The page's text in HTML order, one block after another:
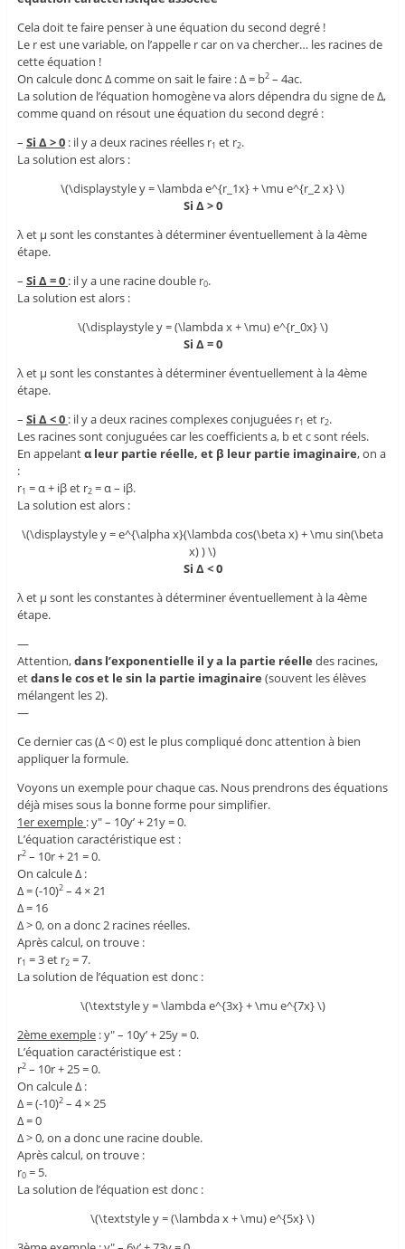
Cela doit te faire penser à une équation du second degré !
Le r est une variable, on l’appelle r car on va chercher… les racines de
cette équation !
On calcule donc Δ comme on sait le faire : Δ = b2– 4ac.
La solution de l’équation homogène va alors dépendra du signe de Δ,
comme quand on résout une équation du second degré :
– Si Δ > 0: il y a deux racines réelles r1 et r2.
La solution est alors :
\(\displaystyle y = \lambda e^{r_1x} + \mu e^{r_2 x} \)
Si Δ > 0
λ et μ sont les constantes à déterminer éventuellement à la 4ème
étape.
– Si Δ = 0 : il y a une racine double r0.
La solution est alors :
\(\displaystyle y = (\lambda x + \mu) e^{r_0x} \)
Si Δ = 0
λ et μ sont les constantes à déterminer éventuellement à la 4ème
étape.
– Si Δ < 0 : il y a deux racines complexes conjuguées r1 et r2.
Les racines sont conjuguées car les coefficients a, b et c sont réels.
En appelantα leur partie réelle, et β leur partie imaginaire, on a
:
r1 = α + iβ et r2= α – iβ.
La solution est alors :
\(\displaystyle y = e^{\alpha x}(\lambda cos(\beta x) + \mu sin(\beta
x) ) \)
Si Δ < 0
λ et μ sont les constantes à déterminer éventuellement à la 4ème
étape.
—
Attention,dans l’exponentielle il y a la partie réelle des racines,
etdans le cos et le sin la partie imaginaire (souvent les élèves
mélangent les 2).
—
Ce dernier cas (Δ < 0) est le plus compliqué donc attention à bien
appliquer la formule.
Voyons un exemple pour chaque cas. Nous prendrons des équations
déjà mises sous la bonne forme pour simplifier.
1er exemple : y" – 10y’ + 21y = 0.
L’équation caractéristique est :
r2– 10r + 21 = 0.
On calcule Δ :
Δ = (-10)2– 4 × 21
Δ = 16
Δ > 0, on a donc 2 racines réelles.
Après calcul, on trouve :
r1 = 3 et r2= 7.
La solution de l’équation est donc :
\(\textstyle y = \lambda e^{3x} + \mu e^{7x} \)
2ème exemple: y" – 10y’ + 25y = 0.
L’équation caractéristique est :
r2– 10r + 25 = 0.
On calcule Δ :
Δ = (-10)2– 4 × 25
Δ = 0
Δ > 0, on a donc une racine double.
Après calcul, on trouve :
r0= 5.
La solution de l’équation est donc :
\(\textstyle y = (\lambda x + \mu) e^{5x} \)